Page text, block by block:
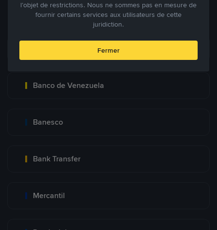
Principaux modes de paiement
Banco de Venezuela
Banesco
Bank Transfer
Mercantil
l’objet de restrictions. Nous ne sommes pas en mesure de
fournir certains services aux utilisateurs de cette
juridiction.
Fermer